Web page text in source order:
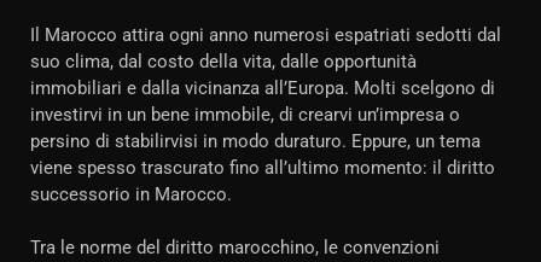
Il Marocco attira ogni anno numerosi espatriati sedotti dal
suo clima, dal costo della vita, dalle opportunità
immobiliari e dalla vicinanza all’Europa. Molti scelgono di
investirvi in un bene immobile, di crearvi un’impresa o
persino di stabilirvisi in modo duraturo. Eppure, un tema
viene spesso trascurato fino all’ultimo momento: il diritto
successorio in Marocco.
Tra le norme del diritto marocchino, le convenzioni